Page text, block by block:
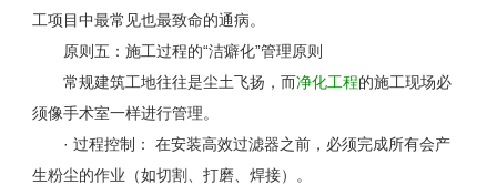
工项目中最常见也最致命的通病。
原则五：施工过程的“洁癖化”管理原则
常规建筑工地往往是尘土飞扬，而净化工程的施工现场必
须像手术室一样进行管理。
· 过程控制： 在安装高效过滤器之前，必须完成所有会产
生粉尘的作业（如切割、打磨、焊接）。